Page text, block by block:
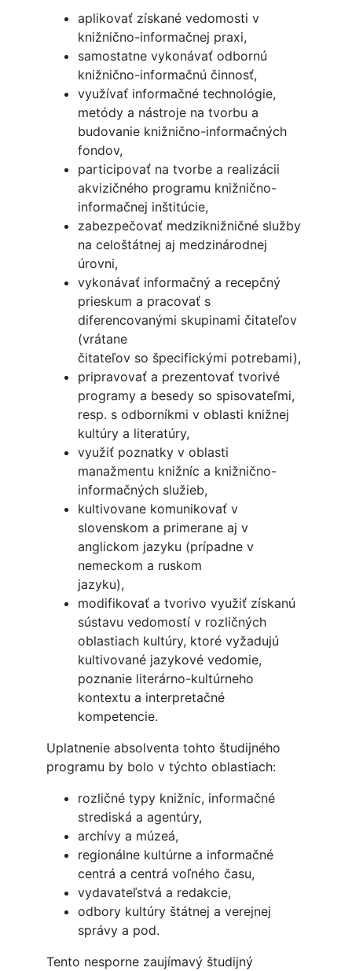
aplikovať získané vedomosti v
knižnično-informačnej praxi,
samostatne vykonávať odbornú
knižnično-informačnú činnosť,
využívať informačné technológie,
metódy a nástroje na tvorbu a
budovanie knižnično-informačných
fondov,
participovať na tvorbe a realizácii
akvizičného programu knižnično-
informačnej inštitúcie,
zabezpečovať medziknižničné služby
na celoštátnej aj medzinárodnej
úrovni,
vykonávať informačný a recepčný
prieskum a pracovať s
diferencovanými skupinami čitateľov
(vrátane
čitateľov so špecifickými potrebami),
pripravovať a prezentovať tvorivé
programy a besedy so spisovateľmi,
resp. s odborníkmi v oblasti knižnej
kultúry a literatúry,
využiť poznatky v oblasti
manažmentu knižníc a knižnično-
informačných služieb,
kultivovane komunikovať v
slovenskom a primerane aj v
anglickom jazyku (prípadne v
nemeckom a ruskom
jazyku),
modifikovať a tvorivo využiť získanú
sústavu vedomostí v rozličných
oblastiach kultúry, ktoré vyžadujú
kultivované jazykové vedomie,
poznanie literárno-kultúrneho
kontextu a interpretačné
kompetencie.
Uplatnenie absolventa tohto študijného
programu by bolo v týchto oblastiach:
rozličné typy knižníc, informačné
strediská a agentúry,
archívy a múzeá,
regionálne kultúrne a informačné
centrá a centrá voľného času,
vydavateľstvá a redakcie,
odbory kultúry štátnej a verejnej
správy a pod.
Tento nesporne zaujímavý študijný